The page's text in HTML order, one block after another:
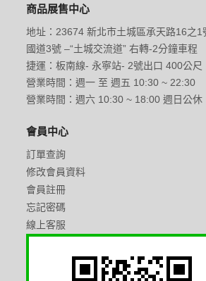
商品展售中心
地址：23674 新北市土城區承天路16之1
國道3號 –“土城交流道” 右轉-2分鐘車程
捷運：板南線- 永寧站- 2號出口 400公尺
營業時間：週一 至 週五 10:30 ~ 22:30
營業時間：週六 10:30 ~ 18:00 週日公休
會員中心
訂單查詢
修改會員資料
會員註冊
忘記密碼
線上客服